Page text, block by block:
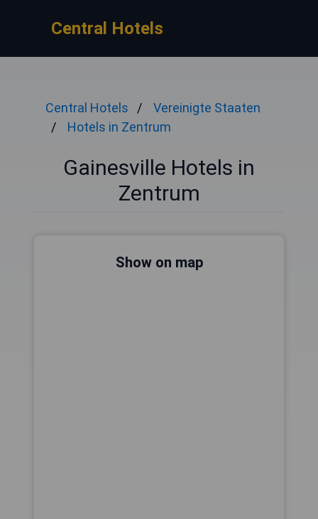
Central Hotels
Central Hotels
Vereinigte Staaten
Hotels in Zentrum
Gainesville Hotels in
Zentrum
Show on map